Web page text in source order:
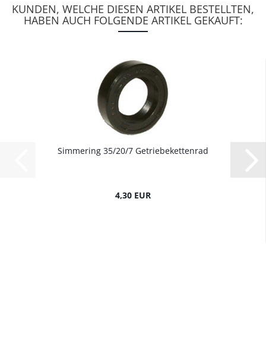
KUNDEN, WELCHE DIESEN ARTIKEL BESTELLTEN,
HABEN AUCH FOLGENDE ARTIKEL GEKAUFT:
Simmering 35/20/7 Getriebekettenrad
4,30 EUR